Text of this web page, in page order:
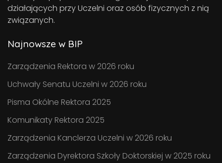
działających przy Uczelni oraz osób fizycznych z nią
związanych.
Najnowsze w BIP
Zarządzenia Rektora w 2026 roku
Uchwały Senatu Uczelni w 2026 roku
Pisma Okólne Rektora 2025
Komunikaty Rektora 2025
Zarządzenia Kanclerza Uczelni w 2026 roku
Zarządzenia Dyrektora Szkoły Doktorskiej w 2025 roku